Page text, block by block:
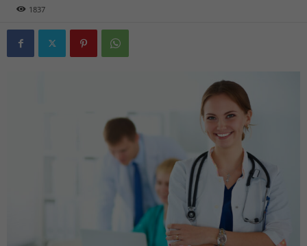
1837